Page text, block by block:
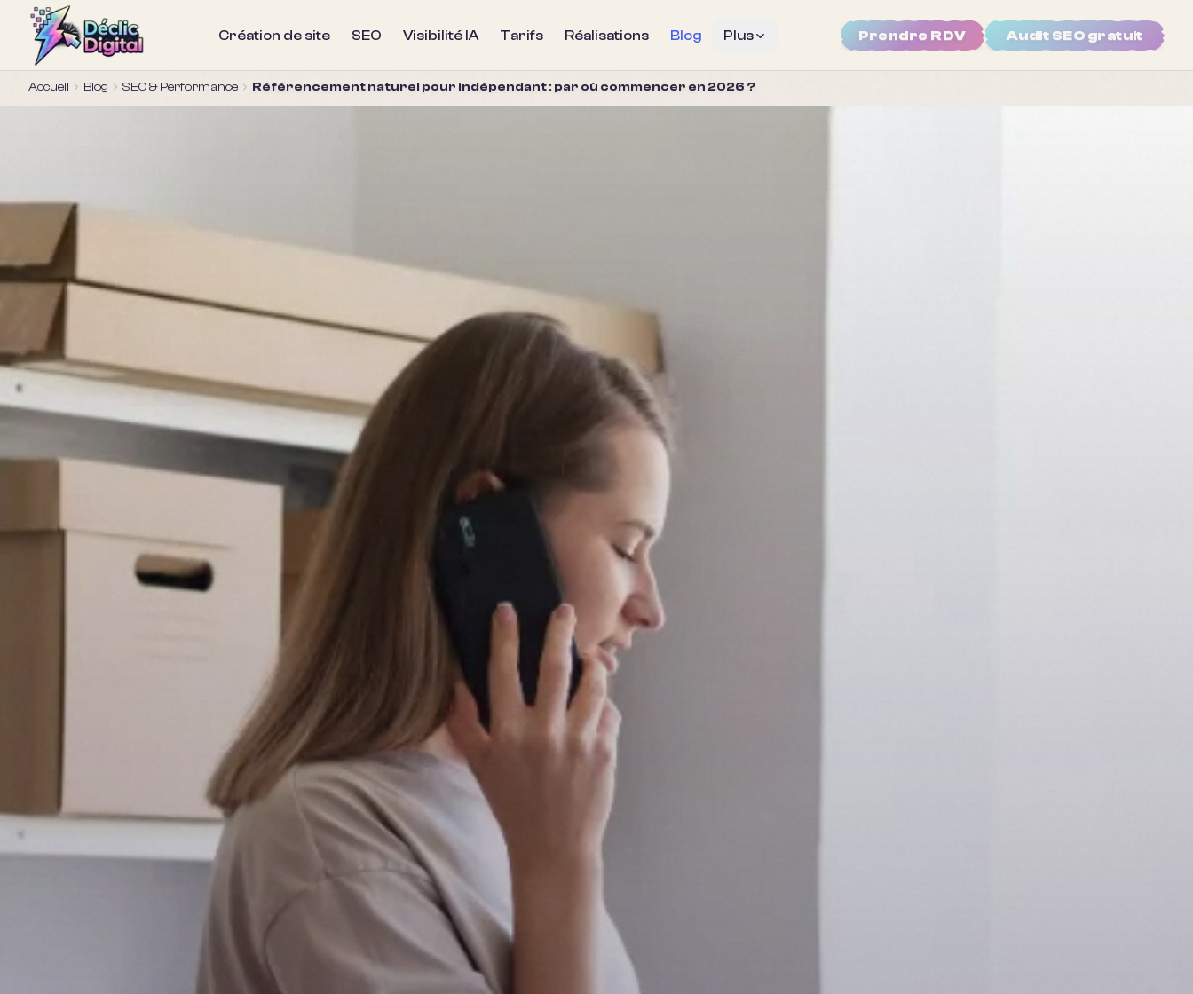
Création de site SEO Visibilité IA Tarifs Réalisations Blog Plus Prendre RDV Audit SEO gratuit
Accueil Blog SEO & Performance Référencement naturel pour indépendant : par où commencer en 2026 ?